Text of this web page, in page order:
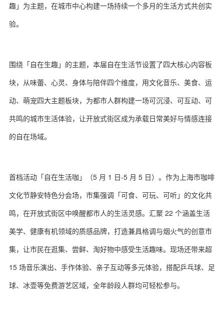
趣」为主题，在城市中心构建一场持续一个多月的生活方式共创实
验。
围绕「自在生趣」的主题，本届自在生活节设置了四大核心内容板
块，从味蕾、心灵、身体与陪伴四个维度，用文化音乐、美食、运
动、萌宠四大主题板块，为都市人群构建一场可沉浸、可互动、可
共鸣的城市生活体验，让开放式街区成为承载日常美好与情感连接
的自在场域。
首档活动「自在生活咖」（5 月 1 日-5 月 5 日）。作为上海市咖啡
文化节静安特色分会场，市集强调「可食、可玩、可听」的文化共
鸣，在开放式街区中唤醒都市人的生活灵感。汇聚 22 个涵盖生活
美学、健康有机领域的质感品牌，打造兼具格调与烟火气的创意市
集，让市民在逛集、尝鲜、淘好物中感受生活趣味。现场还带来超
15 场音乐演出、手作体验、亲子互动等多元体验，搭配乒乓球、足
球、冰壶等免费游艺区域，全年龄段人群均可轻松参与。